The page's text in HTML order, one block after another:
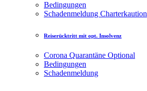
Bedingungen
Schadenmeldung Charterkaution
Reiserücktritt mit opt. Insolvenz
Corona Quarantäne Optional
Bedingungen
Schadenmeldung